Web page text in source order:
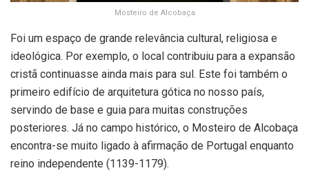
Mosteiro de Alcobaça
Foi um espaço de grande relevância cultural, religiosa e
ideológica. Por exemplo, o local contribuiu para a expansão
cristã continuasse ainda mais para sul. Este foi também o
primeiro edifício de arquitetura gótica no nosso país,
servindo de base e guia para muitas construções
posteriores. Já no campo histórico, o Mosteiro de Alcobaça
encontra-se muito ligado à afirmação de Portugal enquanto
reino independente (1139-1179).